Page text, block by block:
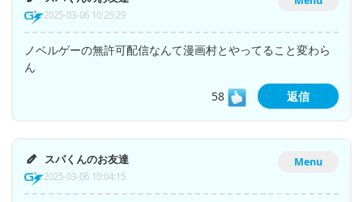
2025-03-06 10:25:29
ノベルゲーの無許可配信なんて漫画村とやってること変わら
ん
58
返信
Menu
スパくんのお友達
2025-03-06 10:04:15